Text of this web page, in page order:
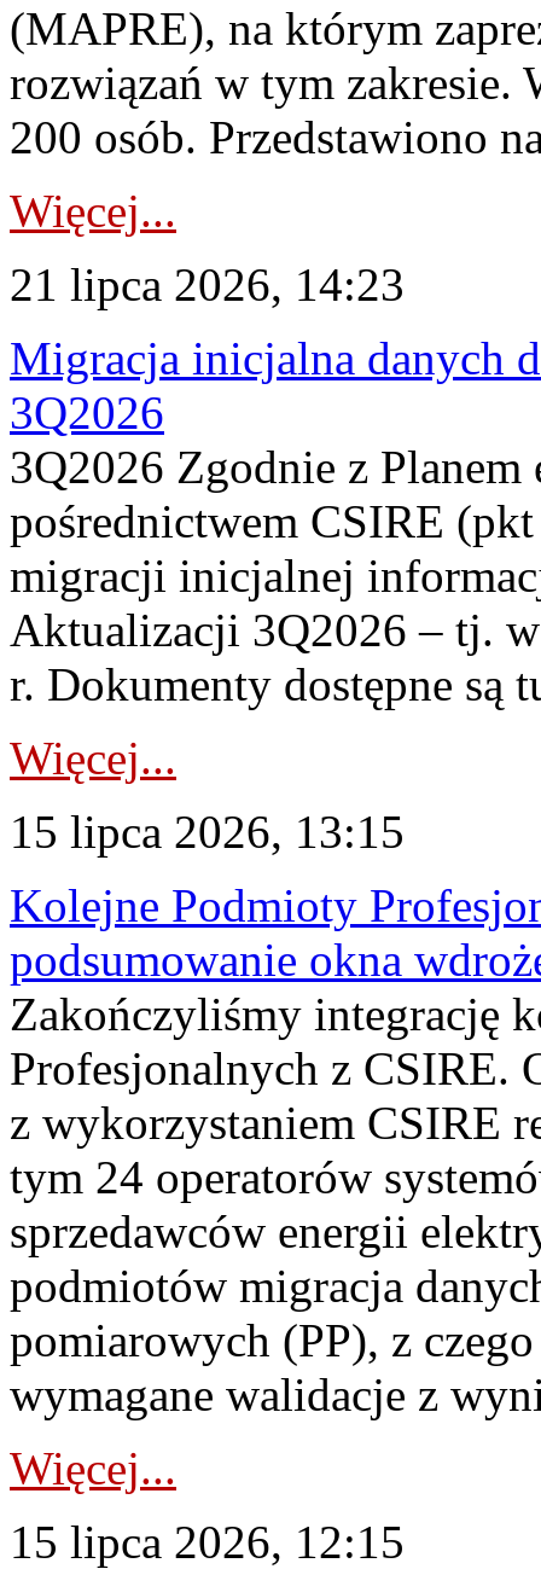
(MAPRE), na którym
rozwiązań w tym zakresie.
200 osób. Przedstawiono
Więcej...
21 lipca 2026, 14:23
Migracja inicjalna danych
3Q2026
3Q2026 Zgodnie z
pośrednictwem CSIRE
migracji inicjalnej
Aktualizacji 3Q2026 – tj.
r. Dokumenty dostępne są
Więcej...
15 lipca 2026, 13:15
Kolejne Podmioty
podsumowanie okna
Zakończyliśmy integrację
Profesjonalnych z CSIRE.
z wykorzystaniem CSIRE
tym 24 operatorów
sprzedawców energii
podmiotów migracja
pomiarowych (PP), z
wymagane walidacje z
Więcej...
15 lipca 2026, 12:15